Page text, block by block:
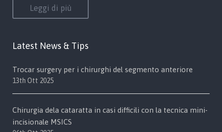
Leggi di più
Latest News & Tips
Trocar surgery per i chirurghi del segmento anteriore
13th Ott 2025
Chirurgia dela cataratta in casi difficili con la tecnica mini-
incisionale MSICS